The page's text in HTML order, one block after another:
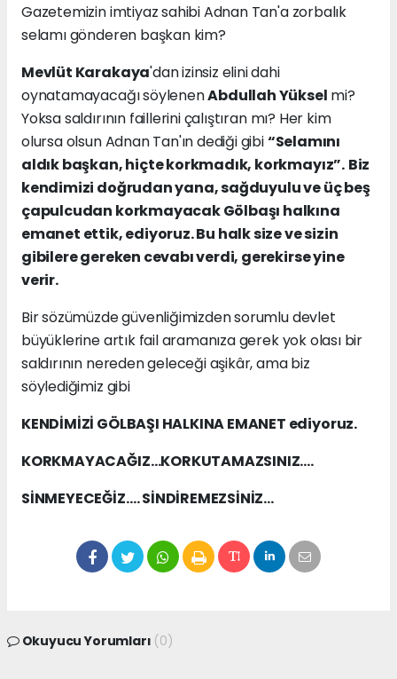
Gazetemizin imtiyaz sahibi Adnan Tan'a zorbalık
selamı gönderen başkan kim?
Mevlüt Karakaya'dan izinsiz elini dahi
oynatamayacağı söylenenAbdullah Yüksel mi?
Yoksa saldırının faillerini çalıştıran mı? Her kim
olursa olsun Adnan Tan'ın dediği gibi“Selamını
aldık başkan, hiçte korkmadık, korkmayız”. Biz
kendimizi doğrudan yana, sağduyulu ve üç beş
çapulcudan korkmayacak Gölbaşı halkına
emanet ettik, ediyoruz. Bu halk size ve sizin
gibilere gereken cevabı verdi, gerekirse yine
verir.
Bir sözümüzde güvenliğimizden sorumlu devlet
büyüklerine artık fail aramanıza gerek yok olası bir
saldırının nereden geleceği aşikâr, ama biz
söylediğimiz gibi
KENDİMİZİ GÖLBAŞI HALKINA EMANET ediyoruz.
KORKMAYACAĞIZ…KORKUTAMAZSINIZ….
SİNMEYECEĞİZ…. SİNDİREMEZSİNİZ…
Okuyucu Yorumları (0)